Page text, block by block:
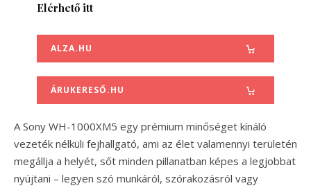
Elérhető itt
ALZA.HU
ÁRUKERESŐ.HU
A Sony WH-1000XM5 egy prémium minőséget kínáló
vezeték nélküli fejhallgató, ami az élet valamennyi területén
megállja a helyét, sőt minden pillanatban képes a legjobbat
nyújtani – legyen szó munkáról, szórakozásról vagy